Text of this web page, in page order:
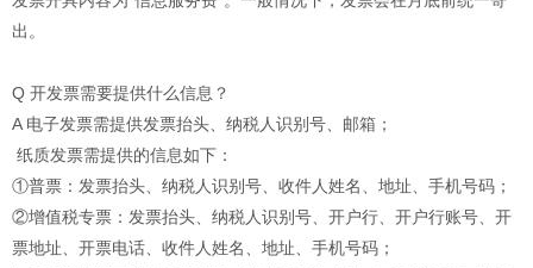
出。
Q 开发票需要提供什么信息？
A 电子发票需提供发票抬头、纳税人识别号、邮箱；
纸质发票需提供的信息如下：
①普票：发票抬头、纳税人识别号、收件人姓名、地址、手机号码；
②增值税专票：发票抬头、纳税人识别号、开户行、开户行账号、开
票地址、开票电话、收件人姓名、地址、手机号码；